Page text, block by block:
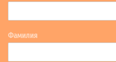
Фамилия